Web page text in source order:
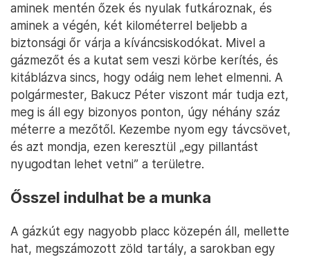
aminek mentén őzek és nyulak futkároznak, és
aminek a végén, két kilométerrel beljebb a
biztonsági őr várja a kíváncsiskodókat. Mivel a
gázmezőt és a kutat sem veszi körbe kerítés, és
kitáblázva sincs, hogy odáig nem lehet elmenni. A
polgármester, Bakucz Péter viszont már tudja ezt,
meg is áll egy bizonyos ponton, úgy néhány száz
méterre a mezőtől. Kezembe nyom egy távcsövet,
és azt mondja, ezen keresztül „egy pillantást
nyugodtan lehet vetni” a területre.
Ősszel indulhat be a munka
A gázkút egy nagyobb placc közepén áll, mellette
hat, megszámozott zöld tartály, a sarokban egy